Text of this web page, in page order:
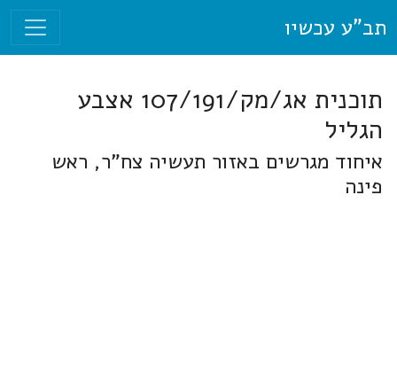
תב"ע עכשיו
תוכנית אג/מק/107/191 אצבע
הגליל
איחוד מגרשים באזור תעשיה צח"ר, ראש
פינה